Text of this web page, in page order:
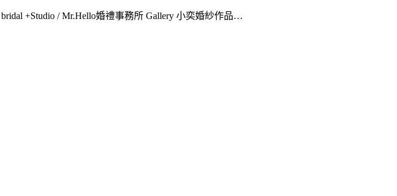
bridal +Studio / Mr.Hello婚禮事務所 Gallery 小奕婚紗作品…